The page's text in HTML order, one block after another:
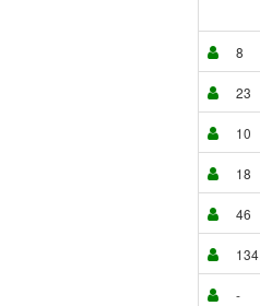
8
23
10
18
46
134
-